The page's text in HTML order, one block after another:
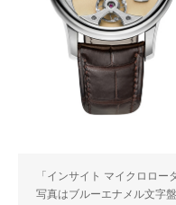
「インサイト マイクロロー
写真はブルーエナメル文字